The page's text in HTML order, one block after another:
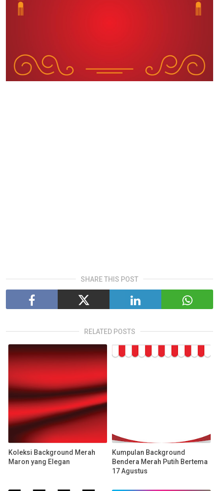
SHARE THIS POST
RELATED POSTS
Koleksi Background Merah
Maron yang Elegan
Kumpulan Background
Bendera Merah Putih Bertema
17 Agustus